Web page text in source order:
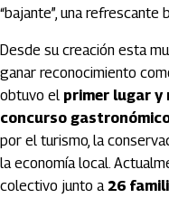
“bajante”, una
Desde su creación esta
ganar reconocimiento
obtuvo el primer lugar y
concurso
por el turismo, la
la economía local.
colectivo junto a 26